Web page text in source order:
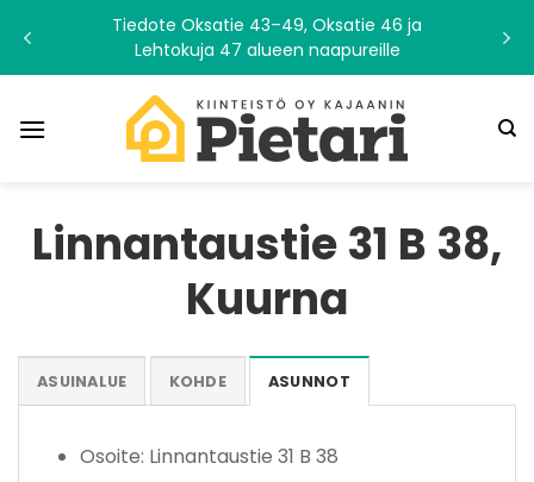
content
Tiedote Oksatie 43–49, Oksatie 46 ja
Lehtokuja 47 alueen naapureille
Linnantaustie 31 B 38,
Kuurna
ASUINALUE KOHDE ASUNNOT
Osoite: Linnantaustie 31 B 38